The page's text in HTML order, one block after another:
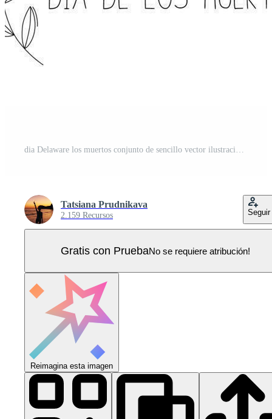
dia Delaware los muertos conjunto de sencillo vector ilustraciones en garabatear estilo. . latín americano Días festivos y tradiciones día de el muerto mexicano religioso día festivo. Vector Pro
Tatsiana Prudnikava
2.159 Recursos Seguir
Gratis con PruebaNo se requiere atribución!
Reimagina esta imagen